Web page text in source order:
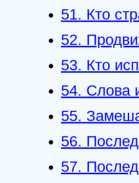
51. Кто
52.
53. Кто
54. Слова
55.
56.
57.